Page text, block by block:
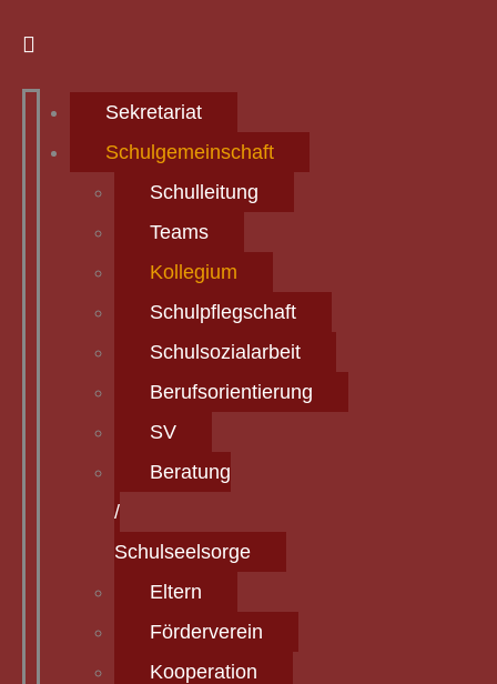
Sekretariat
Schulgemeinschaft
Schulleitung
Teams
Kollegium
Schulpflegschaft
Schulsozialarbeit
Berufsorientierung
SV
Beratung
/
Schulseelsorge
Eltern
Förderverein
Kooperation